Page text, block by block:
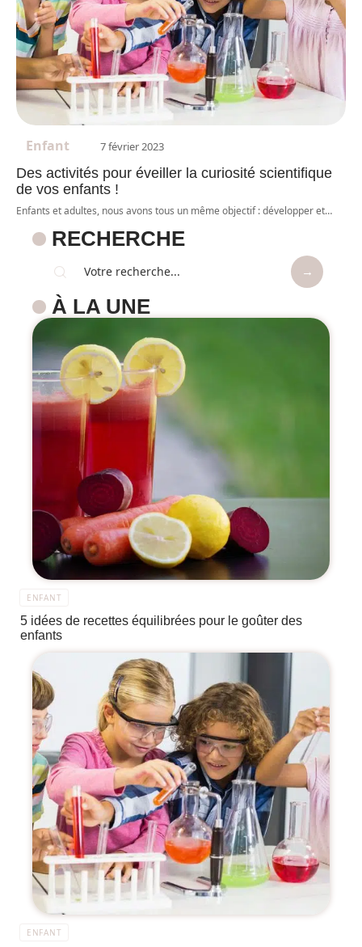
Enfant 7 février 2023
Des activités pour éveiller la curiosité scientifique
de vos enfants !
Enfants et adultes, nous avons tous un même objectif : développer et…
RECHERCHE
À LA UNE
ENFANT
5 idées de recettes équilibrées pour le goûter des
enfants
ENFANT